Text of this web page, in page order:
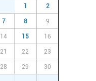
1 2
7 8 9
14 15 16
21 22 23
28 29 30